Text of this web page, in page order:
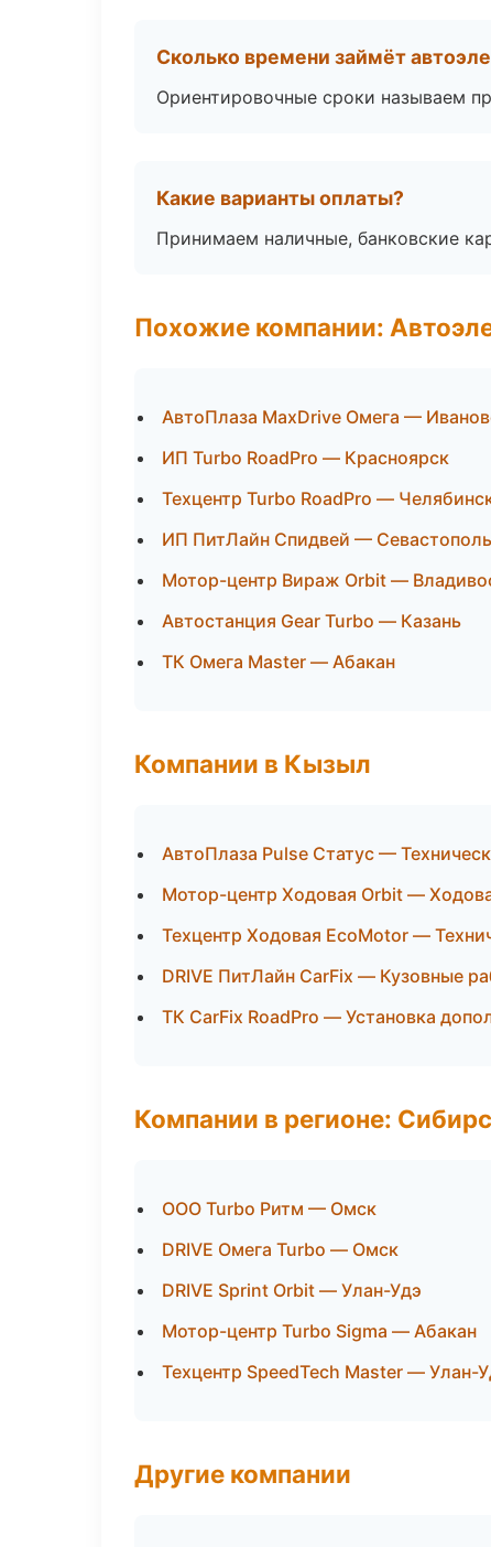
Сколько времени займёт
Ориентировочные сроки называем
Какие варианты оплаты?
Принимаем наличные, банковские
Похожие компании:
АвтоПлаза MaxDrive Омега —
ИП Turbo RoadPro — Красноярск
Техцентр Turbo RoadPro —
ИП ПитЛайн Спидвей — Севастополь
Мотор-центр Вираж Orbit —
Автостанция Gear Turbo — Казань
ТК Омега Master — Абакан
Компании в Кызыл
АвтоПлаза Pulse Статус —
Мотор-центр Ходовая Orbit —
Техцентр Ходовая EcoMotor —
DRIVE ПитЛайн CarFix — Кузовные
ТК CarFix RoadPro — Установка
Компании в регионе:
ООО Turbo Ритм — Омск
DRIVE Омега Turbo — Омск
DRIVE Sprint Orbit — Улан-Удэ
Мотор-центр Turbo Sigma — Абакан
Техцентр SpeedTech Master — Улан-
Другие компании